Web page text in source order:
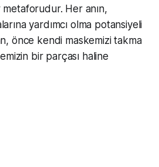
Her anın,
yardımcı olma potansiyeli
önce kendi maskemizi takma
bir parçası haline